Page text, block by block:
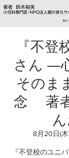
『不
さん ―
そのま
念 著
8月20日(木
『不登校のユニ